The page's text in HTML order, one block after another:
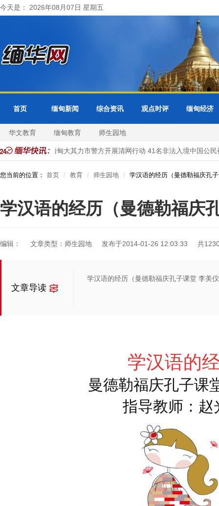
今天是： 2026年08月07日 星期五
首页 缅甸新闻 综合资讯 观点时评 缅甸经济
华文教育 缅甸教育 师生园地
局受理 缅甸大其力市警方开展清网行动 41名非法入境中国公民被
您当前的位置： 首页 教育 师生园地 学汉语的经历（曼德勒福庆孔
学汉语的经历（曼德勒福庆
编辑： 文章类型：师生园地 发布于2014-01-26 12:03:33 共
文章导读
学汉语的经历（曼德勒福庆孔子课堂 李美
学汉语的
曼德勒福庆孔子课
指导教师：赵